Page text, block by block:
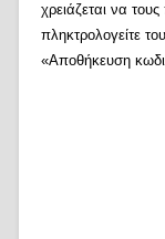
χρειάζεται να
πληκτρολογείτε
«Αποθήκευση